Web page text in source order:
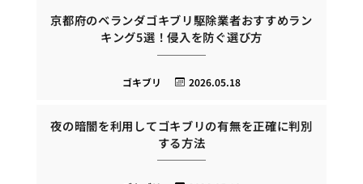
京都府のベランダゴキブリ駆除業者おすすめラン
キング5選！侵入を防ぐ選び方
2026.05.18
ゴキブリ
夜の暗闇を利用してゴキブリの有無を正確に判別
する方法